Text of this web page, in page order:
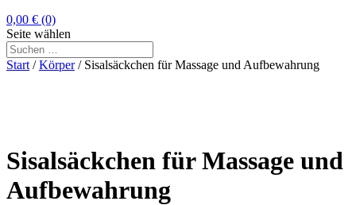
0,00 € (0)
Seite wählen
Start /Körper/ Sisalsäckchen für Massage und Aufbewahrung
Sisalsäckchen für Massage und
Aufbewahrung